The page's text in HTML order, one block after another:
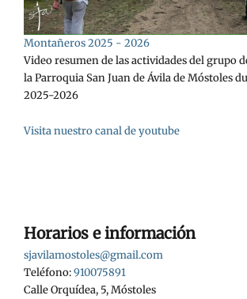
Montañeros 2025 - 2026
Video resumen de las actividades del grupo
la Parroquia San Juan de Ávila de Móstoles
2025-2026
Visita nuestro canal de youtube
Horarios e información
sjavilamostoles@gmail.com
Teléfono:910075891
Calle Orquídea, 5, Móstoles